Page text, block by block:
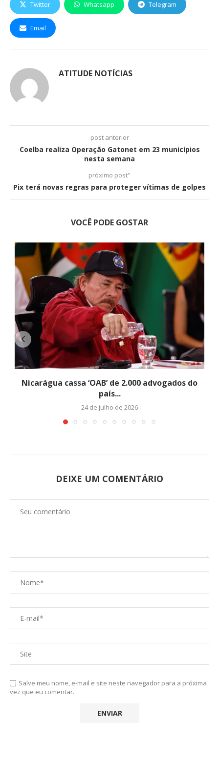
Twitter Whatsapp Telegram
Email
ATITUDE NOTÍCIAS
post anterior
Coelba realiza Operação Gatonet em 23 municípios
nesta semana
próximo post"
Pix terá novas regras para proteger vítimas de golpes
VOCÊ PODE GOSTAR
Nicarágua cassa ‘OAB’ de 2.000 advogados do
país...
24 de julho de 2026
DEIXE UM COMENTÁRIO
Salve meu nome, e-mail e site neste navegador para a próxima
vez que eu comentar.